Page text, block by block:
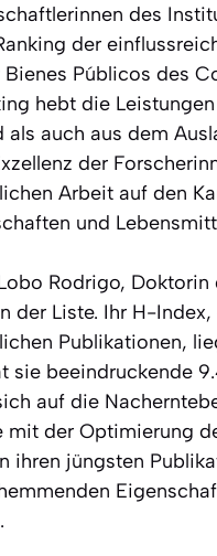
des
der
Públicos des
hebt die
als auch aus dem
der
Arbeit auf den
und
Rodrigo,
der Liste. Ihr H-
Publikationen,
sie beeindruckende
auf die
mit der Optimierung
ihren jüngsten